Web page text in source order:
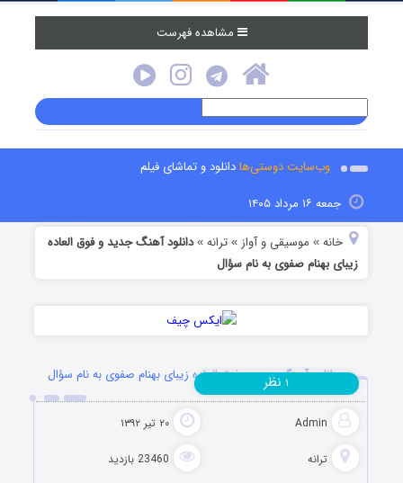
مشاهده فهرست
وب‌سایت دوستی‌هادانلود و تماشای فیلم
جمعه ۱۶ مرداد ۱۴۰۵
خانه » موسیقی و آواز »ترانه »دانلود آهنگ جدید و فوق العاده
زیبای بهنام صفوی به نام سؤال
دانلود آهنگ جدید و فوق العاده زیبای بهنام صفوی به نام سؤال
Admin ۲۰ تیر ۱۳۹۲
ترانه 23460 بازدید
۱ نظر